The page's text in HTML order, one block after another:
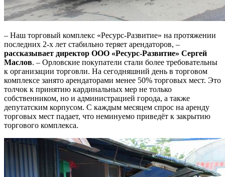
– Наш торговый комплекс «Ресурс-Развитие» на протяжении
последних 2-х лет стабильно теряет арендаторов, –
рассказывает директор ООО «Ресурс-Развитие» Сергей
Маслов. – Орловские покупатели стали более требовательны
к организации торговли. На сегодняшний день в торговом
комплексе занято арендаторами менее 50% торговых мест. Это
толчок к принятию кардинальных мер не только
собственником, но и администрацией города, а также
депутатским корпусом. С каждым месяцем спрос на аренду
торговых мест падает, что неминуемо приведёт к закрытию
торгового комплекса.